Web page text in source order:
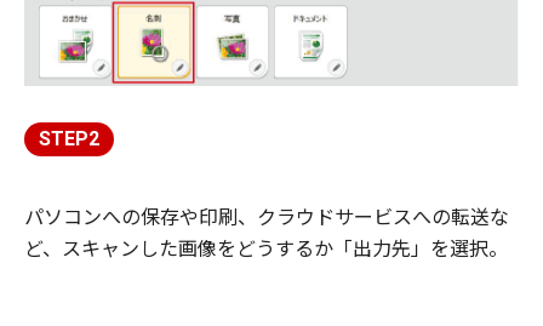
STEP2
パソコンへの保存や印刷、クラウドサービスへの転送な
ど、スキャンした画像をどうするか「出力先」を選択。